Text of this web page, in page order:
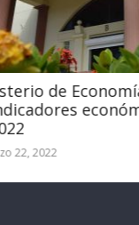
resumen
21 de marzo